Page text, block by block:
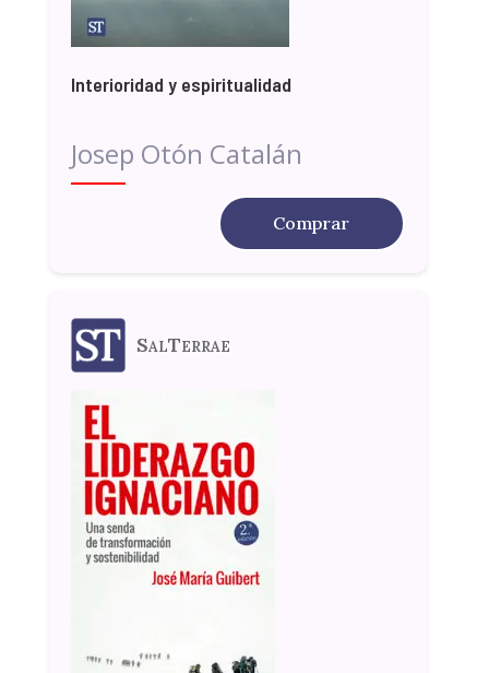
Interioridad y espiritualidad
Josep Otón Catalán
Comprar
SalTerrae